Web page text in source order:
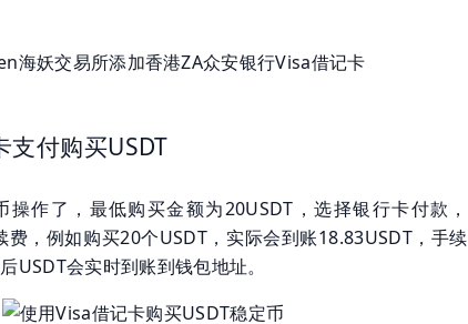
支付购买USDT
作了，最低购买金额为20USDT，选择银行卡付款，
，例如购买20个USDT，实际会到账18.83USDT，手续
USDT会实时到账到钱包地址。